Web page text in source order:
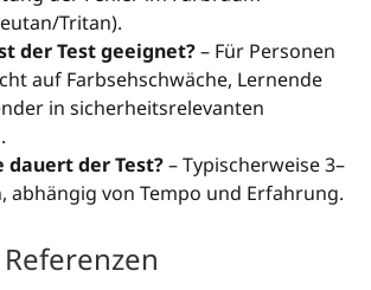
Tritan).
der Test geeignet?– Für Personen
auf Farbsehschwäche, Lernende
in sicherheitsrelevanten
dauert der Test?– Typischerweise 3–
abhängig von Tempo und Erfahrung.